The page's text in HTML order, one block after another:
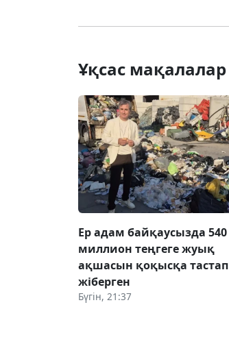
Ұқсас мақалалар
Ер адам байқаусызда 540
миллион теңгеге жуық
ақшасын қоқысқа тастап
жіберген
Бүгін, 21:37